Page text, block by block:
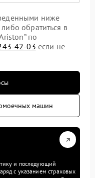
ниже
обратиться в
по
42-03 если не
машин
и последующий
с указанием страховых